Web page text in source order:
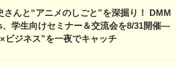
さんと“アニメのしごと”を深掘り！ DMM
学生向けセミナー＆交流会を8/31開催―
ジネス”を一夜でキャッチ